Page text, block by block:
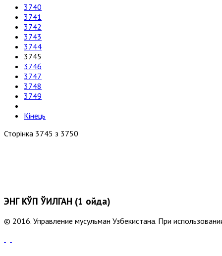
3740
3741
3742
3743
3744
3745
3746
3747
3748
3749
Кінець
Сторінка 3745 з 3750
ЭНГ КЎП ЎҚИЛГАН (1 ойда)
© 2016. Управление мусульман Узбекистана. При